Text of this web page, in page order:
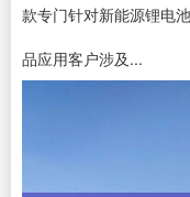
款专门针对新能源锂电
品应用客户涉及...